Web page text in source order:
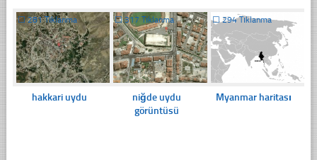
☐281 Tıklanma
hakkari uydu
☐317 Tıklanma
niğde uydu
görüntüsü
☐294 Tıklanma
Myanmar haritası